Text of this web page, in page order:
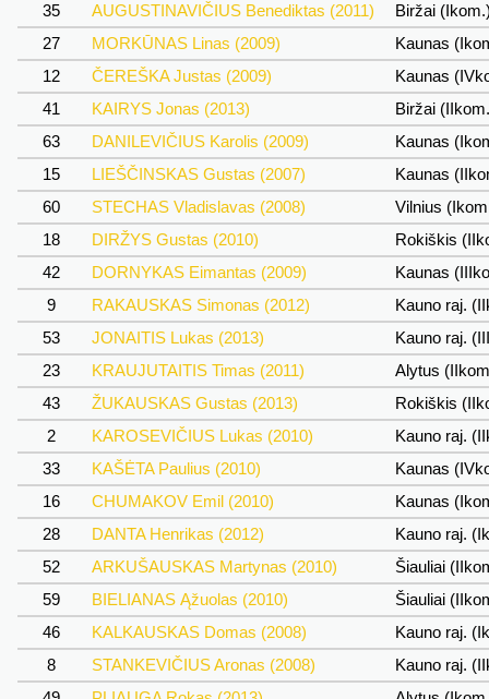
35
AUGUSTINAVIČIUS Benediktas (2011)
Biržai
27
MORKŪNAS Linas (2009)
Kaunas
12
ČEREŠKA Justas (2009)
Kaunas
41
KAIRYS Jonas (2013)
Biržai
63
DANILEVIČIUS Karolis (2009)
Kaunas
15
LIEŠČINSKAS Gustas (2007)
Kaunas
60
STECHAS Vladislavas (2008)
Vilnius
18
DIRŽYS Gustas (2010)
Rokiškis
42
DORNYKAS Eimantas (2009)
Kaunas
9
RAKAUSKAS Simonas (2012)
Kauno raj.
53
JONAITIS Lukas (2013)
Kauno raj.
23
KRAUJUTAITIS Timas (2011)
Alytus
43
ŽUKAUSKAS Gustas (2013)
Rokiškis
2
KAROSEVIČIUS Lukas (2010)
Kauno raj.
33
KAŠĖTA Paulius (2010)
Kaunas
16
CHUMAKOV Emil (2010)
Kaunas
28
DANTA Henrikas (2012)
Kauno raj.
52
ARKUŠAUSKAS Martynas (2010)
Šiauliai
59
BIELIANAS Ąžuolas (2010)
Šiauliai
46
KALKAUSKAS Domas (2008)
Kauno raj.
8
STANKEVIČIUS Aronas (2008)
Kauno raj.